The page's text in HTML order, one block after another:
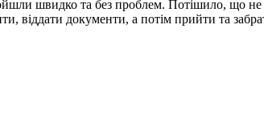
швидко та без проблем. Потішило, що не
віддати документи, а потім прийти та